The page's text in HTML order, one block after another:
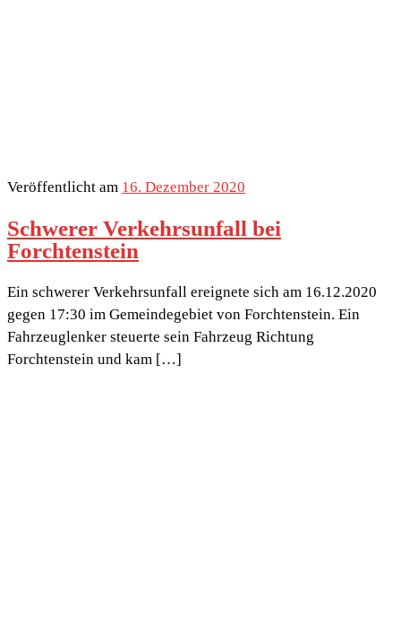
Veröffentlicht am 16. Dezember 2020
Schwerer Verkehrsunfall bei
Forchtenstein
Ein schwerer Verkehrsunfall ereignete sich am 16.12.2020
gegen 17:30 im Gemeindegebiet von Forchtenstein. Ein
Fahrzeuglenker steuerte sein Fahrzeug Richtung
Forchtenstein und kam […]